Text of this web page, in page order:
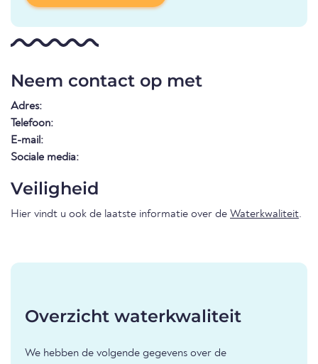
Neem contact op met
Adres:
Telefoon:
E-mail:
Sociale media:
Veiligheid
Hier vindt u ook de laatste informatie over de Waterkwaliteit.
Overzicht waterkwaliteit
We hebben de volgende gegevens over de